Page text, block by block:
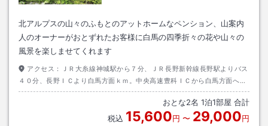
北アルプスの山々のふもとのアットホームなペンション、山案内
人のオーナーがおとずれたお客様に白馬の四季折々の花や山々の
風景を楽しませてくれます
アクセス：
ＪＲ大糸線神城駅から７分、ＪＲ長野新幹線長野駅よりバス
４０分、長野ＩＣより白馬方面ｋｍ。中央高速豊科ＩＣから白馬方面へ４
２ｋｍ。
おとな2名 1泊1部屋 合計
税込 15,600円 〜 29,000円